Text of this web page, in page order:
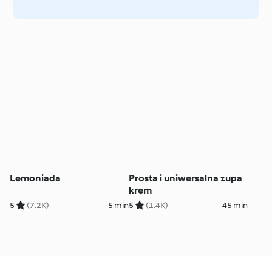
Lemoniada
5 (7.2K) 5 min
Prosta i uniwersalna zupa
krem
5 (1.4K) 45 min